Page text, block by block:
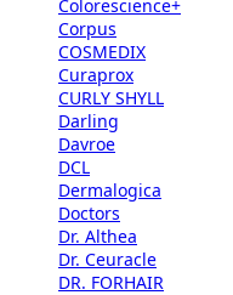
Colorescience+
Corpus
COSMEDIX
Curaprox
CURLY SHYLL
Darling
Davroe
DCL
Dermalogica
Doctors
Dr. Althea
Dr. Ceuracle
DR. FORHAIR